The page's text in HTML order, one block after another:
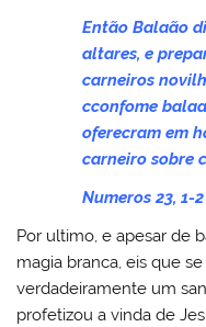
Então Balaão
altares, e
carneiros
cconfome
oferecram em
carneiro sobre
Numeros 23, 1-2
Por ultimo, e apesar de
magia branca, eis que
verdadeiramente um
profetizou a vinda de